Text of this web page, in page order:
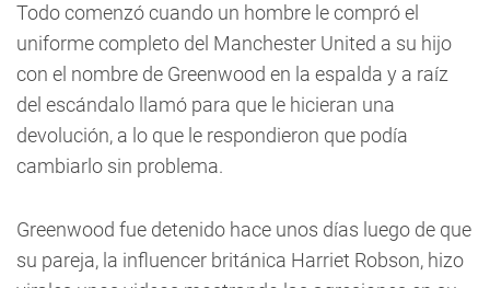
Todo comenzó cuando un hombre le compró el
uniforme completo del Manchester United a su hijo
con el nombre de Greenwood en la espalda y a raíz
del escándalo llamó para que le hicieran una
devolución, a lo que le respondieron que podía
cambiarlo sin problema.
Greenwood fue detenido hace unos días luego de que
su pareja, la influencer británica Harriet Robson, hizo